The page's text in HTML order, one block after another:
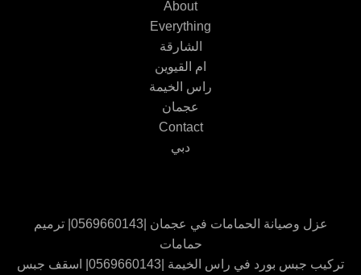
About
Everything
الشارقة
ام القيوين
راس الخيمة
عجمان
Contact
دبي
عزل وصيانة الحمامات في عجمان |0569660143| ترميم
حمامات
تركيب جبس بورد في راس الخيمة |0569660143| اسقف جبس